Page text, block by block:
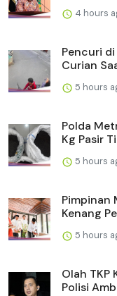
4 hours
Pencuri
Curian
5 hours
Polda
Kg Pasir
5 hours
Pimpinan
Kenang
5 hours
Olah TKP
Polisi